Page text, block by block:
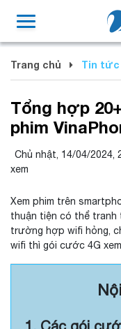
Trang chủ Tin tức
Tổng hợp
phim
Chủ nhật, 14/04/2024,
xem
Xem phim trên
thuận tiện có thể tranh
trường hợp wifi hỏng,
wifi thì gói cước 4G